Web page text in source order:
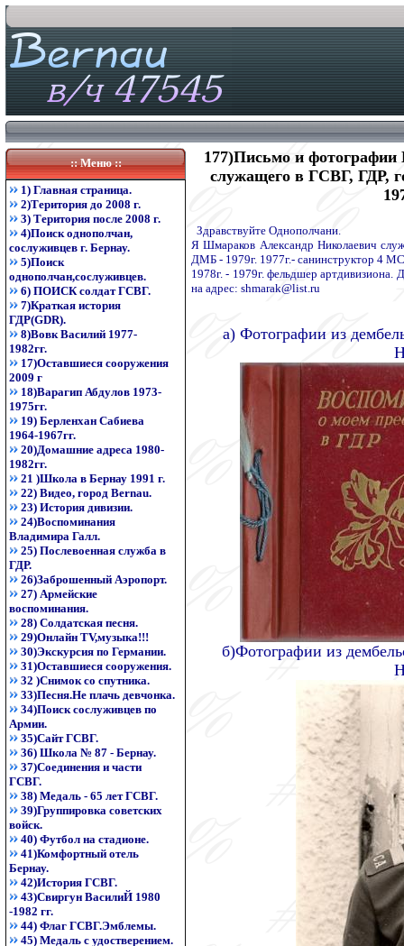
:: Меню ::
1) Главная страница.
2)Територия до 2008 г.
3) Територия после 2008 г.
4)Поиск однополчан,
сослуживцев г. Бернау.
5)Поиск
однополчан,сослуживцев.
6) ПОИСК солдат ГСВГ.
7)Краткая история
ГДР(GDR).
8)Вовк Василий 1977-
1982гг.
17)Оставшиеся сооружения
2009 г
18)Варагип Абдулов 1973-
1975гг.
19) Берленхан Сабиева
1964-1967гг.
20)Домашние адреса 1980-
1982гг.
21 )Школа в Бернау 1991 г.
22) Видео, город Bernau.
23) История дивизии.
24)Воспоминания
Владимира Галл.
25) Послевоенная служба в
ГДР.
26)Заброшенный Аэропорт.
27) Армейские
воспоминания.
28) Солдатская песня.
29)Онлайн TV,музыка!!!
30)Экскурсия по Германии.
31)Оставшиеся сооружения.
32 )Снимок со спутника.
33)Песня.Не плачь девчонка.
34)Поиск сослуживцев по
Армии.
35)Сайт ГСВГ.
36) Школа № 87 - Бернау.
37)Соединения и части
ГСВГ.
38) Медаль - 65 лет ГСВГ.
39)Группировка советских
войск.
40) Футбол на стадионе.
41)Комфортный отель
Бернау.
42)История ГСВГ.
43)Свиргун ВасилиЙ 1980
-1982 гг.
44) Флаг ГСВГ.Эмблемы.
45) Медаль с удостверением.
177)Письмо и
служащего в ГСВГ, ГДР,
Здравствуйте Однополчани.
Я Шмараков Александр Николаевич
ДМБ - 1979г. 1977г.- санинструктор 4
1978г. - 1979г. фельдшер
на адрес: shmarak@list.ru
а) Фотографии из
б)Фотографии из